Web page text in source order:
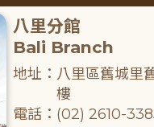
八里分館
Bali Branch
地址：八里區舊城里
樓
電話：(02) 2610-